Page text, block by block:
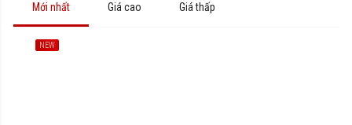
Mới nhất Giá cao Giá thấp
NEW